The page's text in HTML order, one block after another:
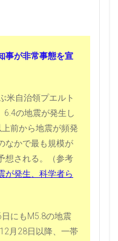
事が非常事態を宣
米自治領プエルト
6.4の地震が発生し
前から地震が頻発
なかで最も規模が
想される。（参考
が発生、科学者ら
にもM5.8の地震
月28日以降、一帯